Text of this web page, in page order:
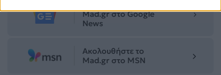
Mad.gr στο Google
News
Ακολουθήστε το
Mad.gr στο MSN